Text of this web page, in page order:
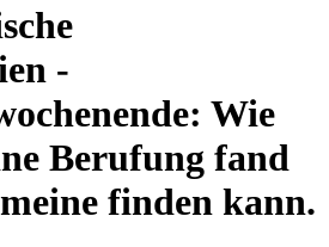
-
Wie
Berufung fand
finden kann.